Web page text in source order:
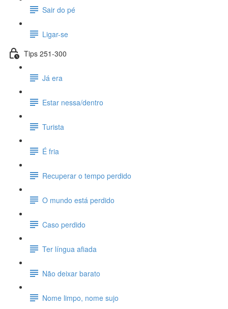
Sair do pé
Ligar-se
Tips 251-300
Já era
Estar nessa/dentro
Turista
É fria
Recuperar o tempo perdido
O mundo está perdido
Caso perdido
Ter língua afiada
Não deixar barato
Nome limpo, nome sujo